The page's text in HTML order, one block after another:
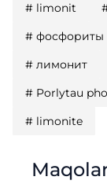
# limonit
# фосфориты
# лимонит
# Porlytau
# limonite